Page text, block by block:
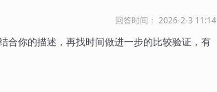
回答时间： 2026-2-3 11:14
合你的描述，再找时间做进一步的比较验证，有